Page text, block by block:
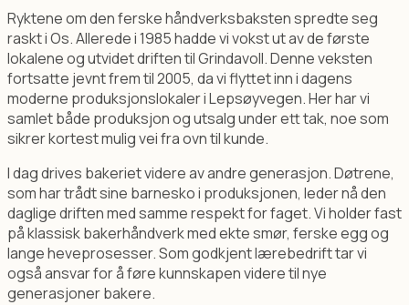
Ryktene om den ferske håndverksbaksten spredte seg
raskt i Os. Allerede i 1985 hadde vi vokst ut av de første
lokalene og utvidet driften til Grindavoll. Denne veksten
fortsatte jevnt frem til 2005, da vi flyttet inn i dagens
moderne produksjonslokaler i Lepsøyvegen. Her har vi
samlet både produksjon og utsalg under ett tak, noe som
sikrer kortest mulig vei fra ovn til kunde.
I dag drives bakeriet videre av andre generasjon. Døtrene,
som har trådt sine barnesko i produksjonen, leder nå den
daglige driften med samme respekt for faget. Vi holder fast
på klassisk bakerhåndverk med ekte smør, ferske egg og
lange heveprosesser. Som godkjent lærebedrift tar vi
også ansvar for å føre kunnskapen videre til nye
generasjoner bakere.